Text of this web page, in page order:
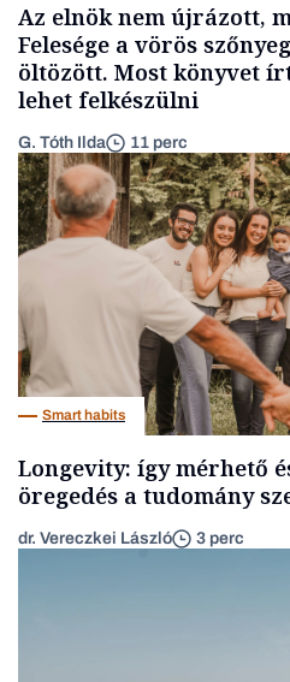
Az elnök nem újrázott,
Felesége a vörös
öltözött. Most könyvet
lehet felkészülni
G. Tóth Ilda 11 perc
Smart habits
Longevity: így mérhető
öregedés a tudomány
dr. Vereczkei László 3 perc